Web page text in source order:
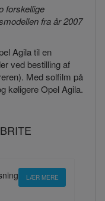
forskellige
fra år 2007
Agila til en
ved bestilling af
Med solfilm på
køligere Opel Agila.
LÆR MERE